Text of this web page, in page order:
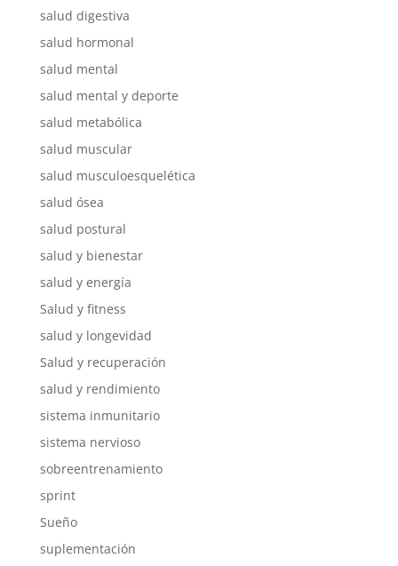
salud digestiva
salud hormonal
salud mental
salud mental y deporte
salud metabólica
salud muscular
salud musculoesquelética
salud ósea
salud postural
salud y bienestar
salud y energía
Salud y fitness
salud y longevidad
Salud y recuperación
salud y rendimiento
sistema inmunitario
sistema nervioso
sobreentrenamiento
sprint
Sueño
suplementación